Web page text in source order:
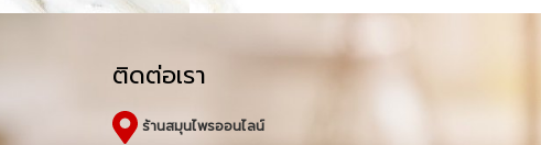
ติดต่อเรา
ร้านสมุนไพรออนไลน์